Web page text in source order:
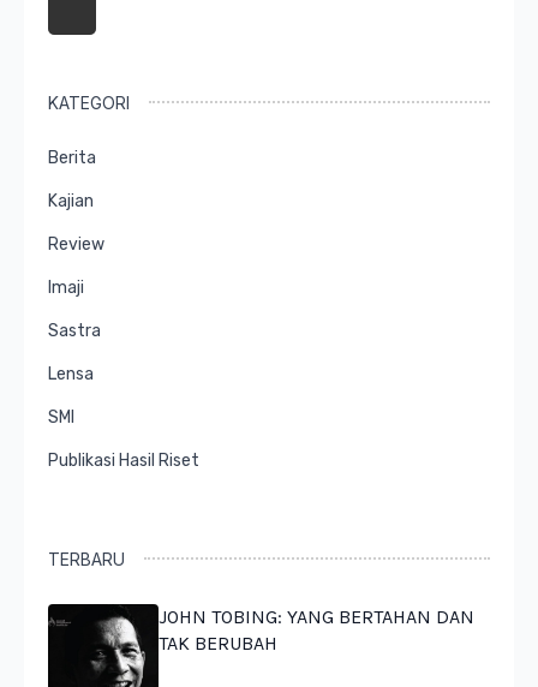
KATEGORI
Berita
Kajian
Review
Imaji
Sastra
Lensa
SMI
Publikasi Hasil Riset
TERBARU
JOHN TOBING: YANG BERTAHAN DAN
TAK BERUBAH